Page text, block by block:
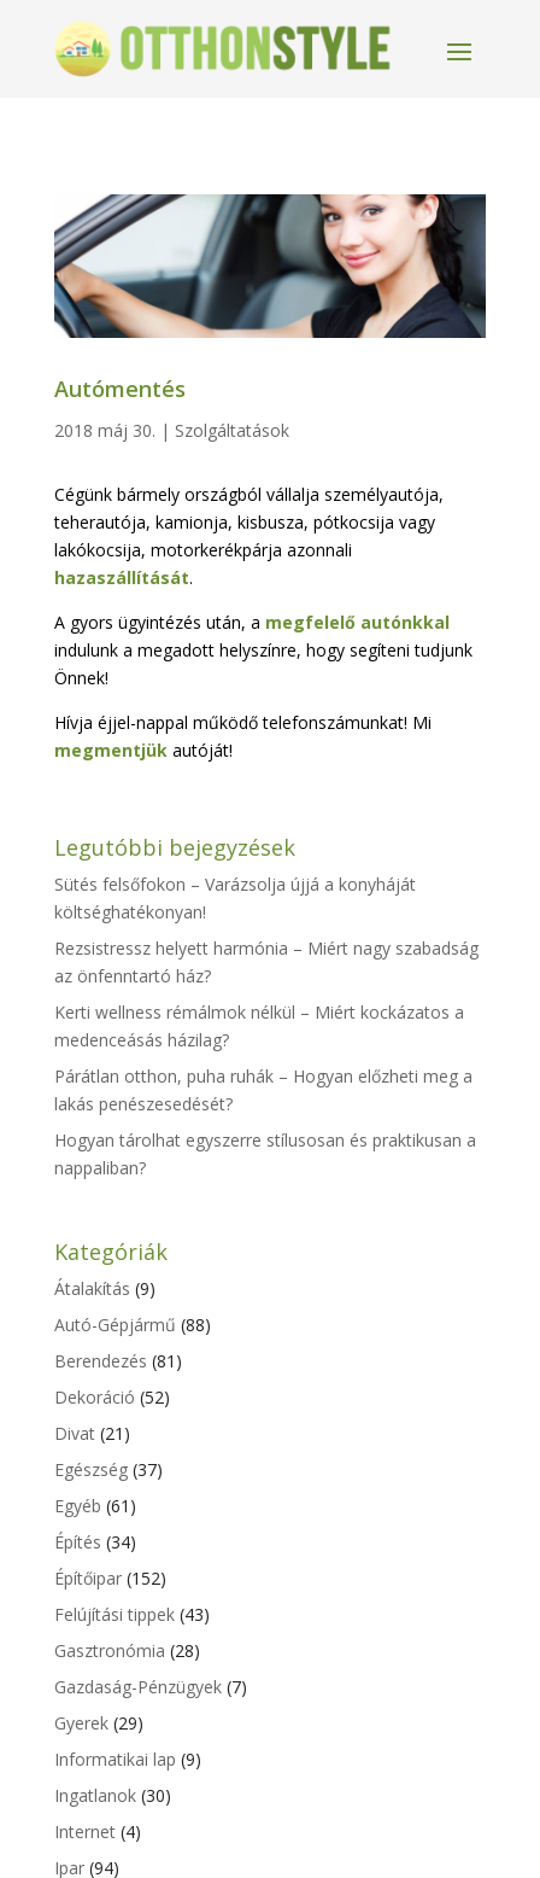
Autómentés
2018 máj 30. | Szolgáltatások
Cégünk bármely országból vállalja személyautója,
teherautója, kamionja, kisbusza, pótkocsija vagy
lakókocsija, motorkerékpárja azonnali
hazaszállítását.
A gyors ügyintézés után, a megfelelő autónkkal
indulunk a megadott helyszínre, hogy segíteni tudjunk
Önnek!
Hívja éjjel-nappal működő telefonszámunkat! Mi
megmentjükautóját!
Legutóbbi bejegyzések
Sütés felsőfokon – Varázsolja újjá a konyháját
költséghatékonyan!
Rezsistressz helyett harmónia – Miért nagy szabadság
az önfenntartó ház?
Kerti wellness rémálmok nélkül – Miért kockázatos a
medenceásás házilag?
Párátlan otthon, puha ruhák – Hogyan előzheti meg a
lakás penészesedését?
Hogyan tárolhat egyszerre stílusosan és praktikusan a
nappaliban?
Kategóriák
Átalakítás (9)
Autó-Gépjármű (88)
Berendezés (81)
Dekoráció (52)
Divat(21)
Egészség(37)
Egyéb (61)
Építés (34)
Építőipar(152)
Felújítási tippek(43)
Gasztronómia (28)
Gazdaság-Pénzügyek(7)
Gyerek(29)
Informatikai lap (9)
Ingatlanok(30)
Internet(4)
Ipar(94)